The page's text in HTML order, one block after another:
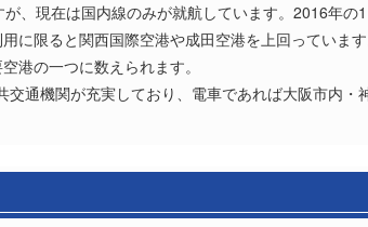
、現在は国内線のみが就航しています。2016年
に限ると関西国際空港や成田空港を上回っていま
港の一つに数えられます。
通機関が充実しており、電車であれば大阪市内